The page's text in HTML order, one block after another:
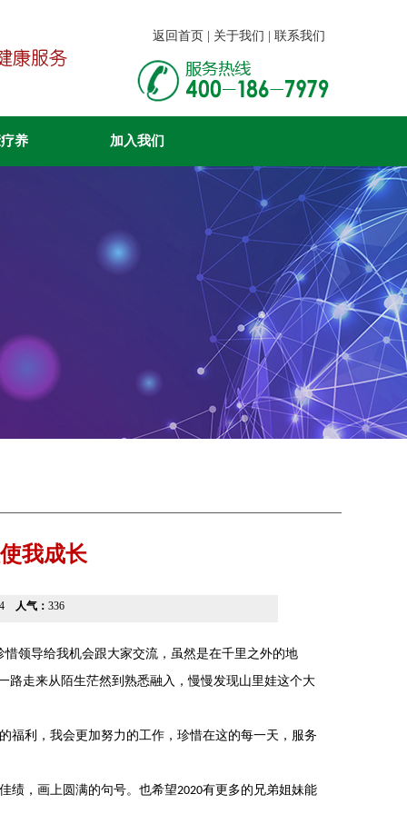
返回首页 | 关于我们 | 联系我们
养 加入我们
我成长
人气： 336
领导给我机会跟大家交流，虽然是在千里之外的地
路走来从陌生茫然到熟悉融入，慢慢发现山里娃这个大
利，我会更加努力的工作，珍惜在这的每一天，服务
绩，画上圆满的句号。也希望2020有更多的兄弟姐妹能